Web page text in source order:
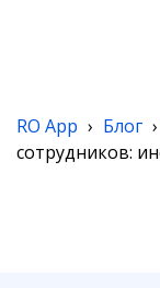
RO App › Блог ›
сотрудников: